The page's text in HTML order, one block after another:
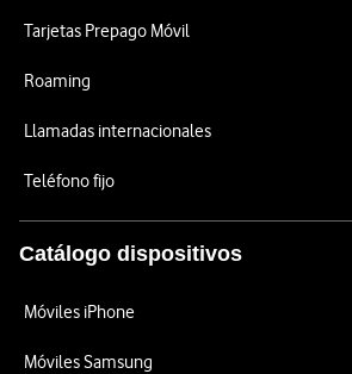
Tarjetas Prepago Móvil
Roaming
Llamadas internacionales
Teléfono fijo
Catálogo dispositivos
Móviles iPhone
Móviles Samsung